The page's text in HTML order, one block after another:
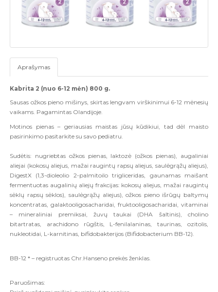
Aprašymas
Kabrita 2 (nuo 6-12 mėn) 800 g.
Sausas ožkos pieno mišinys, skirtas lengvam virškinimui 6-12 mėnesių
vaikams. Pagamintas Olandijoje.
Motinos pienas – geriausias maistas jūsų kūdikiui, tad dėl maisto
pasirinkimo pasitarkite su savo pediatru.
Sudėtis: nugriebtas ožkos pienas, laktozė (ožkos pienas), augaliniai
aliejai (kokosų aliejus, mažai raugintų rapsų aliejus, saulėgrąžų aliejus),
DigestX (1,3-dioleolio 2-palmitoilo trigliceridas, gaunamas maišant
fermentuotas augalinių aliejų frakcijas: kokosų aliejus, mažai raugintų
sėklų rapsų sėklos), saulėgrąžų aliejus), ožkos pieno išrūgų baltymų
koncentratas, galaktooligosacharidai, fruktooligosacharidai, vitaminai
– mineraliniai premiksai, žuvų taukai (DHA šaltinis), cholino
bitartratas, arachidono rūgštis, L-fenilalaninas, taurinas, ozitolis,
nukleotidai, L-karnitinas, bifidobakterijos (Bifidobacterium BB-12).
BB-12 * – registruotas Chr.Hanseno prekės ženklas.
Paruošimas: